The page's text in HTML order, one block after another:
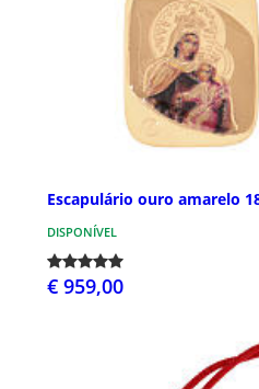
Escapulário ouro amarelo
DISPONÍVEL
€ 959,00